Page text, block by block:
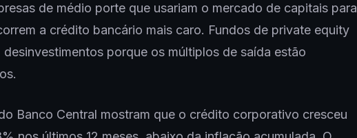
de médio porte que usariam o mercado de capitais para
a crédito bancário mais caro. Fundos de private equity
porque os múltiplos de saída estão
Banco Central mostram que o crédito corporativo cresceu